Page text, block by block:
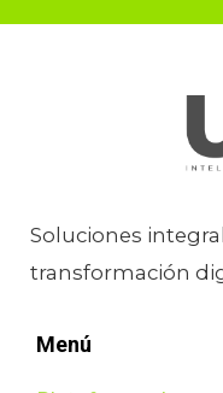
Soluciones
transformación
Menú